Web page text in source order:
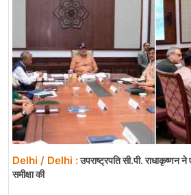
Delhi / Delhi :उपराष्ट्रपति सी.पी. राधाकृष्णन
समीक्षा की